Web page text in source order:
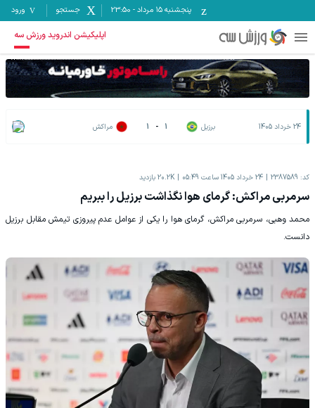
پنجشنبه ۱۵ مرداد -
23:50 جستجو ورود
اپلیکیشن اندروید ورزش سه
24 خرداد 1405 برزیل 1
-
1 مراکش
کد: 2387589 24 خرداد 1405 ساعت 05:49 20.2K بازدید
سرمربی مراکش: گرمای هوا نگذاشت برزیل را ببریم
محمد وهبی، سرمربی مراکش، گرمای هوا را یکی از عوامل عدم پیروزی تیمش مقابل برزیل
دانست.